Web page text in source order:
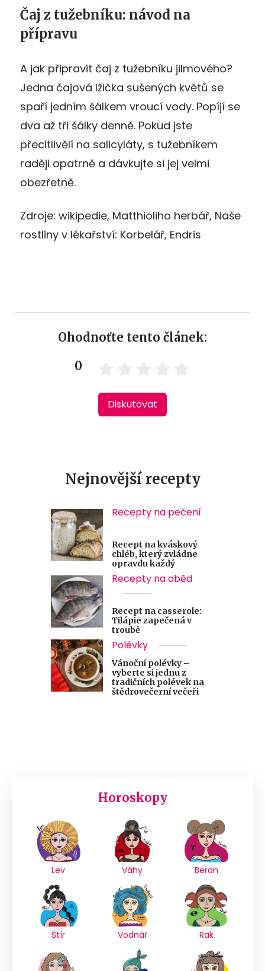
Čaj z tužebníku: návod na
přípravu
A jak připravit čaj z tužebníku jilmového?
Jedna čajová lžička sušených květů se
spaří jedním šálkem vroucí vody. Popíjí se
dva až tři šálky denně. Pokud jste
přecitlivělí na salicyláty, s tužebníkem
raději opatrně a dávkujte si jej velmi
obezřetně.
Zdroje: wikipedie, Matthioliho herbář, Naše
rostliny v lékařství: Korbelář, Endris
Ohodnoťte tento článek:
0
Diskutovat
Nejnovější recepty
Recepty na pečení
Recept na kváskový
chléb, který zvládne
opravdu každý
Recepty na oběd
Recept na casserole:
Tilápie zapečená v
troubě
Polévky
Vánoční polévky –
vyberte si jednu z
tradičních polévek na
štědrovečerní večeři
Horoskopy
Lev Váhy Beran
Štír Vodnář Rak